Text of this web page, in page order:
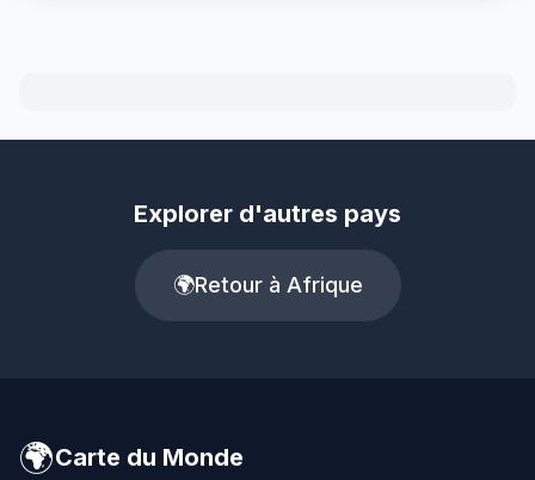
Explorer d'autres pays
🌍Retour à Afrique
🌍Carte du Monde